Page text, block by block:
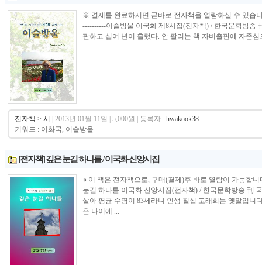
※ 결제를 완료하시면 곧바로 전자책을 열람하실 수 있습
----------이슬방울 이국화 제8시집(전자책) / 한국문학방
판하고 십여 년이 흘렀다. 안 팔리는 책 자비출판에 자존
전자책 > 시 | 2013년 01월 11일 | 5,000원 | 등록자 : hwakook38
키워드 : 이화국, 이슬방울
[전자책] 깊은 눈길 하나를 / 이국화 신앙시집
◑ 이 책은 전자책으로, 구매(결제)후 바로 열람이 가능합
눈길 하나를 이국화 신앙시집(전자책) / 한국문학방송 刊
살아 평균 수명이 83세라니 인생 칠십 고래희는 옛말입니
은 나이에 ...